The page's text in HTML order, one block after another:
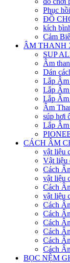
Phục
ĐỒ
kích
Cảm
ÂM THANH
SUP
Âm
Dán
Lắp
Lắp Âm
Lắp
Âm
súp hơi
Lắp Âm
CÁCH ÂM
vật liệu
Vật liệu
Cách
vật liệu
Cách
vật liệu
Cách
Cách
Cách
Cách
Cách
Cách
BỌC NỆM